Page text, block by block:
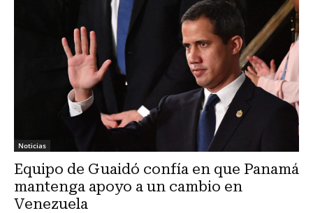
Noticias
Equipo de Guaidó confía en que Panamá
mantenga apoyo a un cambio en
Venezuela